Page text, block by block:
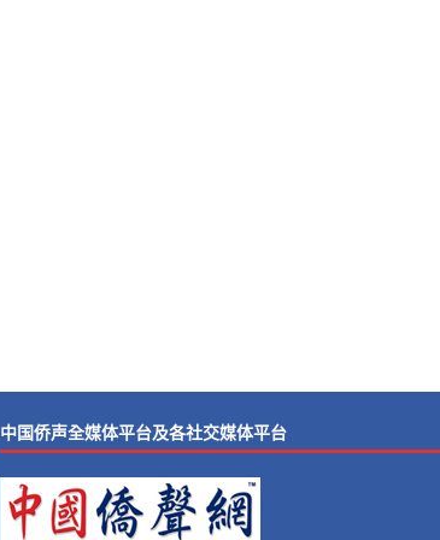
中国侨声全媒体平台及各社交媒体平台